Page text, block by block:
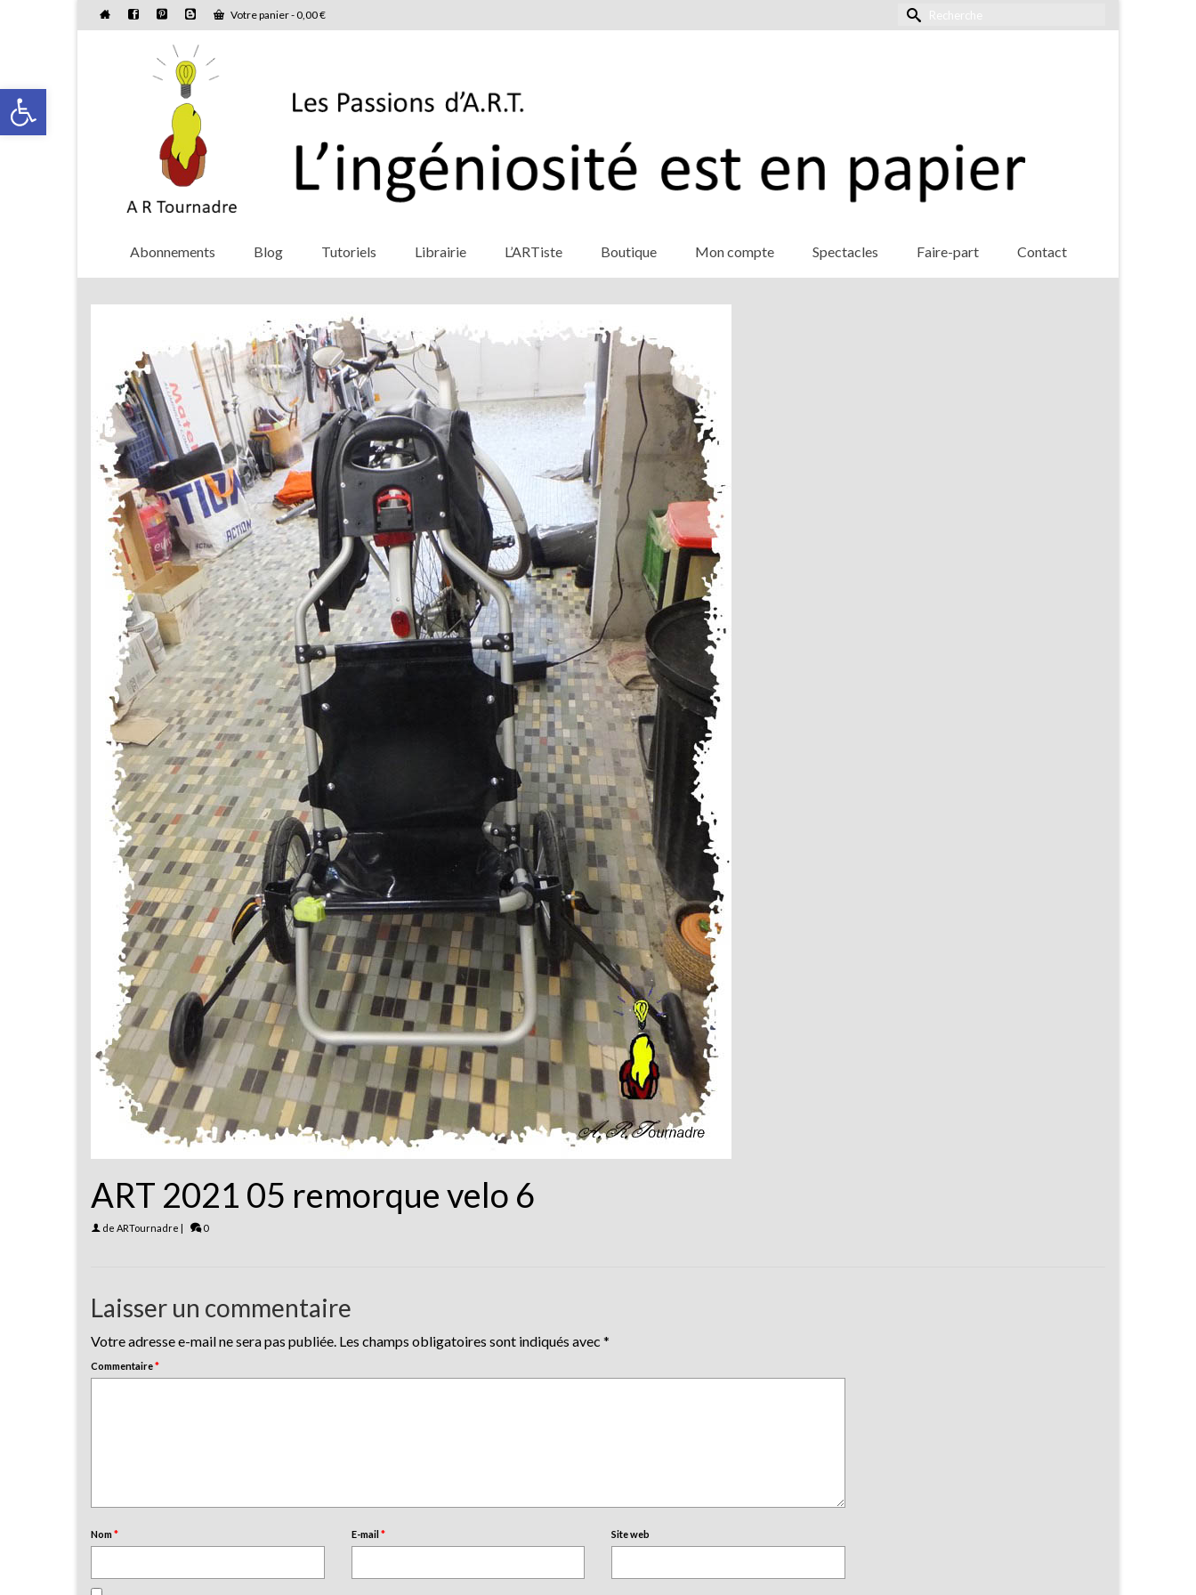
Ouvrir la barre d’outils
Votre panier-0,00€ Rechercher :
Abonnements Blog Tutoriels Librairie L’ARTiste Boutique Mon compte Spectacles Faire-part Contact
ART 2021 05 remorque velo 6
de ARTournadre | 0
Laisser un commentaire
Votre adresse e-mail ne sera pas publiée. Les champs obligatoires sont indiqués avec *
Commentaire*
Nom* E-mail* Site web